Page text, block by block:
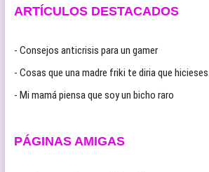
ARTÍCULOS DESTACADOS
- Consejos anticrisis para un gamer
- Cosas que una madre friki te diria que
- Mi mamá piensa que soy un bicho raro
PÁGINAS AMIGAS